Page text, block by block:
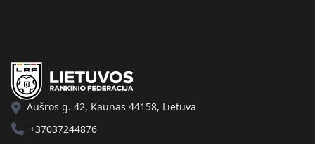
Aušros g. 42, Kaunas 44158, Lietuva
+37037244876